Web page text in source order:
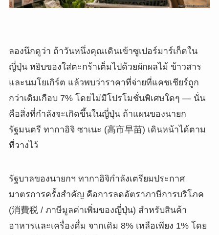
ลองนึกดูว่า ถ้าวันหนึ่งคุณเดินเข้าซูเปอร์มาร์เก็ตใน
ญี่ปุ่น หยิบของใส่ตะกร้าเต็มไปด้วยผักผลไม้ ข้าวสาร
และนมโยเกิร์ต แล้วพบว่าราคาที่จ่ายที่แคชเชียร์ถูก
กว่าเดิมเกือบ 7% โดยไม่มีโปรโมชั่นพิเศษใดๆ — นั่น
คือสิ่งที่กำลังจะเกิดขึ้นในญี่ปุ่น ถ้าแผนของนายก
รัฐมนตรี ทากาอิจิ ซาเนะ (高市早苗) เดินหน้าได้ตาม
ที่วางไว้
รัฐบาลของนายกฯ ทากาอิจิกำลังเตรียมประกาศ
มาตรการครั้งสำคัญ คือการลดอัตราภาษีการบริโภค
(消費税 / ภาษีมูลค่าเพิ่มของญี่ปุ่น) สำหรับสินค้า
อาหารและเครื่องดื่ม จากเดิม 8% เหลือเพียง 1% โดย